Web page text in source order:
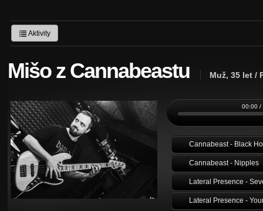
Aktivity
Mišo z Cannabeastu Muž, 35 let /
00:00 /
Cannabeast - Black
Cannabeast - Nipples
Lateral Presence -
Lateral Presence -